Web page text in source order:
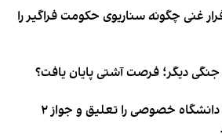
غنی چگونه سناریوی حکومت فراگیر را
جنگی دیگر؛ فرصت آشتی پایان یافت؟
طالبان فعالیت ۷ دانشگاه خصوصی را تعلیق و جواز ۲